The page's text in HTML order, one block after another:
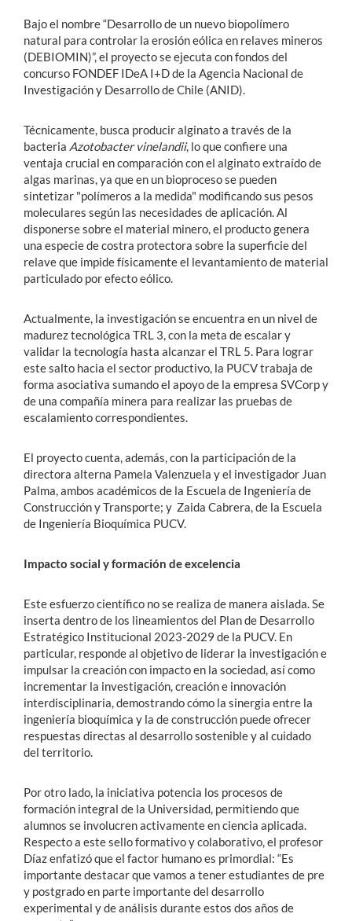
Bajo el nombre “Desarrollo de un nuevo biopolímero
natural para controlar la erosión eólica en relaves mineros
(DEBIOMIN)”, el proyecto se ejecuta con fondos del
concurso FONDEF IDeA I+D de la Agencia Nacional de
Investigación y Desarrollo de Chile (ANID).
Técnicamente, busca producir alginato a través de la
bacteria Azotobacter vinelandii, lo que confiere una
ventaja crucial en comparación con el alginato extraído de
algas marinas, ya que en un bioproceso se pueden
sintetizar "polímeros a la medida" modificando sus pesos
moleculares según las necesidades de aplicación. Al
disponerse sobre el material minero, el producto genera
una especie de costra protectora sobre la superficie del
relave que impide físicamente el levantamiento de material
particulado por efecto eólico.
Actualmente, la investigación se encuentra en un nivel de
madurez tecnológica TRL 3, con la meta de escalar y
validar la tecnología hasta alcanzar el TRL 5. Para lograr
este salto hacia el sector productivo, la PUCV trabaja de
forma asociativa sumando el apoyo de la empresa SVCorp y
de una compañía minera para realizar las pruebas de
escalamiento correspondientes.
El proyecto cuenta, además, con la participación de la
directora alterna Pamela Valenzuela y el investigador Juan
Palma, ambos académicos de la Escuela de Ingeniería de
Construcción y Transporte; y Zaida Cabrera, de la Escuela
de Ingeniería Bioquímica PUCV.
Impacto social y formación de excelencia
Este esfuerzo científico no se realiza de manera aislada. Se
inserta dentro de los lineamientos del Plan de Desarrollo
Estratégico Institucional 2023-2029 de la PUCV. En
particular, responde al objetivo de liderar la investigación e
impulsar la creación con impacto en la sociedad, así como
incrementar la investigación, creación e innovación
interdisciplinaria, demostrando cómo la sinergia entre la
ingeniería bioquímica y la de construcción puede ofrecer
respuestas directas al desarrollo sostenible y al cuidado
del territorio.
Por otro lado, la iniciativa potencia los procesos de
formación integral de la Universidad, permitiendo que
alumnos se involucren activamente en ciencia aplicada.
Respecto a este sello formativo y colaborativo, el profesor
Díaz enfatizó que el factor humano es primordial: “Es
importante destacar que vamos a tener estudiantes de pre
y postgrado en parte importante del desarrollo
experimental y de análisis durante estos dos años de